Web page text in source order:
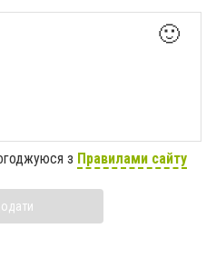
🙂
з Правилами сайту